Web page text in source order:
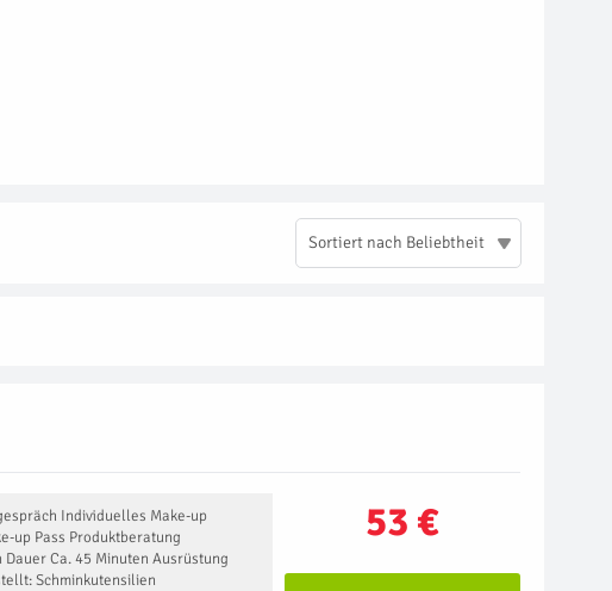
Sortiert nach Beliebtheit
53 €
Individuelles Make-up
up Pass Produktberatung
Dauer Ca. 45 Minuten Ausrüstung
Schminkutensilien